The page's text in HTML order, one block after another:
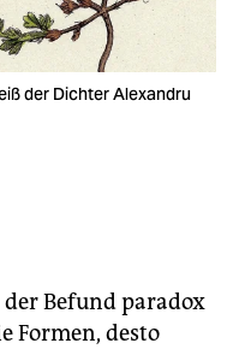
der Dichter Alexandru
Befund paradox
Formen, desto